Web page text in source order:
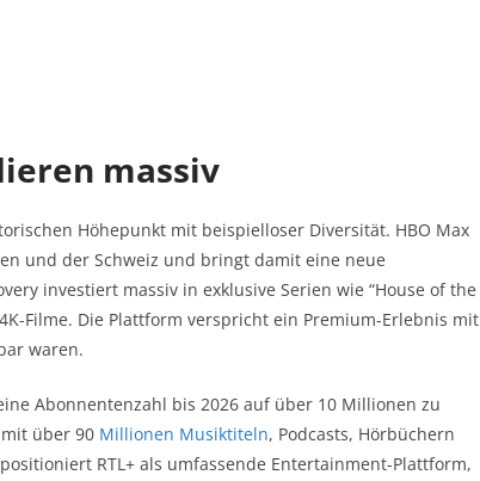
massiv
Höhepunkt mit beispielloser Diversität. HBO Max
und der Schweiz und bringt damit eine neue
investiert massiv in exklusive Serien wie “House of the
4K-Filme. Die Plattform verspricht ein Premium-Erlebnis mit
waren.​
Abonnentenzahl bis 2026 auf über 10 Millionen zu
über 90 Millionen Musiktiteln, Podcasts, Hörbüchern
RTL+ als umfassende Entertainment-Plattform,